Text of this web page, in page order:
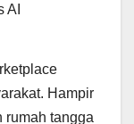
AI
Hampir
rumah tangga